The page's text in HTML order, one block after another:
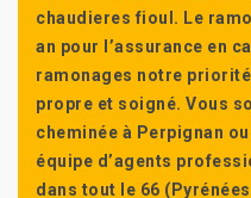
chaudieres fioul. Le
an pour l’assurance en
ramonages notre
propre et soigné. Vous
cheminée à Perpignan
équipe d’agents
dans tout le 66